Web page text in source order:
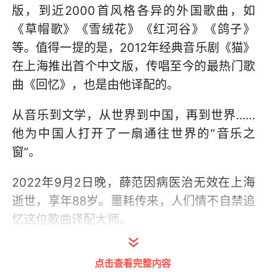
版，到近2000首风格各异的外国歌曲，如
《草帽歌》《雪绒花》《红河谷》《鸽子》
等。值得一提的是，2012年经典音乐剧《猫》
在上海推出首个中文版，传唱至今的最热门歌
曲《回忆》，也是由他译配的。
从音乐到文学，从世界到中国，再到世界……
他为中国人打开了一扇通往世界的“音乐之
窗”。
2022年9月2日晚，薛范因病医治无效在上海
逝世，享年88岁。噩耗传来，人们情不自禁追
忆这位歌曲译配大师。
点击查看完整内容